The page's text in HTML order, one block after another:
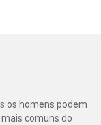
os homens podem
comuns do